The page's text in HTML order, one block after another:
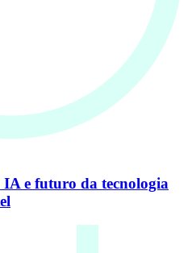
IA e futuro da tecnologia